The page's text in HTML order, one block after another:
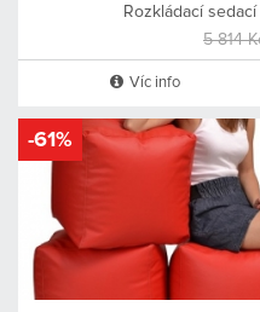
Rozkládací
5 814
Víc info
-61%